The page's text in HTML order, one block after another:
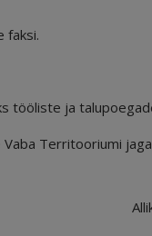
faksi.
tööliste ja
Territooriumi